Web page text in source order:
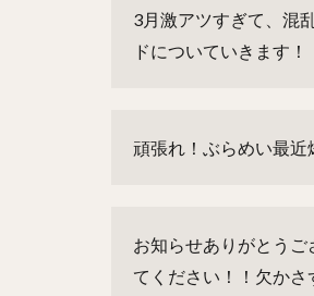
3月激アツすぎて、混
ドについていきます！
頑張れ！ぶらめい最近
お知らせありがとうご
てください！！欠かさ